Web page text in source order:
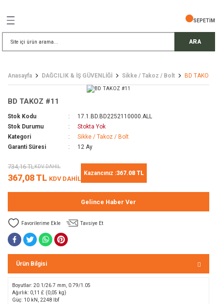
ARA
Malzemeleri
/ Başlık
/ Manometreler
Bardak
SEPETİM
Anasayfa DAĞCILIK & İŞ GÜVENLİĞİ Sikke / Takoz / Bolt BD TAKOZ
BD TAKOZ #11
Stok Kodu
17.1.BD.BD2252110000.ALL
Stok Durumu
Stokta Yok
Kategori
Sikke / Takoz / Bolt
Garanti Süresi
12 Ay
367,08 TL KDV DAHİL
734,16 TLKDV DAHİL
Kazancınız :367.08 TL
Gelince Haber Ver
Tavsiye Et
Ürün Bilgisi
Boyutlar: 20.1/26.7 mm
0.79/1.05
Ağırlık: 0,11 £ (0,05 kg)
Güç: 10 kN 2248
lbf